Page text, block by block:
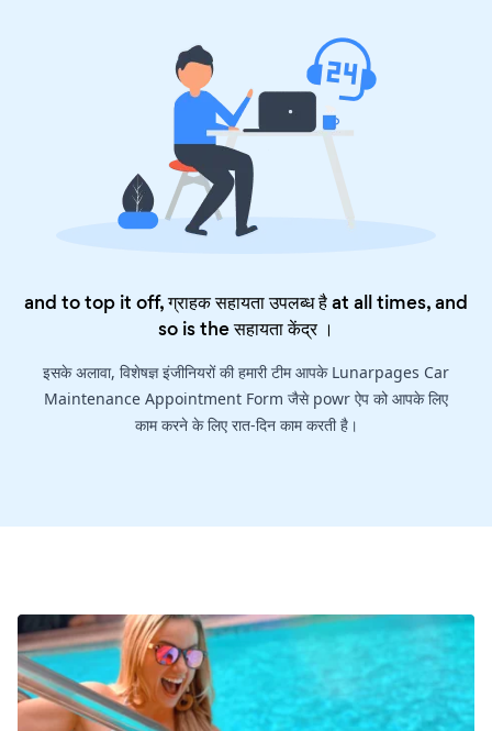
and to top it off, ग्राहक सहायता उपलब्ध है at all times, and
so is theसहायता केंद्र।
इसके अलावा, विशेषज्ञ इंजीनियरों की हमारी टीम आपके Lunarpages Car
Maintenance Appointment Form जैसे powr ऐप को आपके लिए
काम करने के लिए रात-दिन काम करती है।